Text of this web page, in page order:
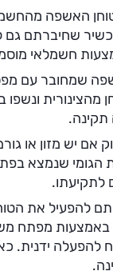
האשפה
שחיברתם גם
חשמלאי
שמחובר עם מפסק
מהצינורית
תקינה.
אם יש מזון או
שנמצא
לתקיעתו.
להפעיל את
באמצעות מפתח
להפעלה ידנית.